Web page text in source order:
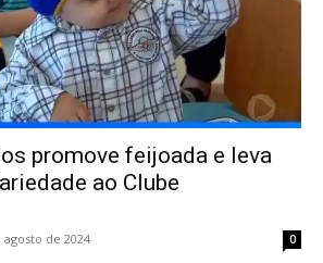
promove feijoada e leva
ao Clube
agosto de 2024 0